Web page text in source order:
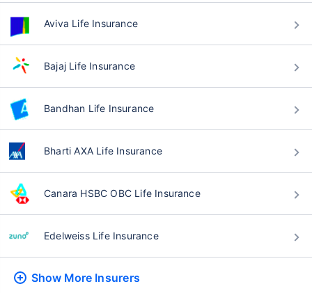
Aviva Life Insurance
Bajaj Life Insurance
Bandhan Life Insurance
Bharti AXA Life Insurance
Canara HSBC OBC Life Insurance
Edelweiss Life Insurance
Show More Insurers
বয়স কীভাবে টার্ম ইন্স্যুরেন্স
প্রিমিয়ামকে প্রভাবিত করে
২৪ বছর
₹ ৪৩৪/মাস*
৩৪ বছর
₹ ৬৩০/মাস*
৪৪ বছর
₹ ১,৩৭৬/মাস